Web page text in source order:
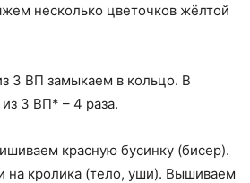
несколько цветочков жёлтой
3 ВП замыкаем в кольцо. В
3 ВП* – 4 раза.
красную бусинку (бисер).
на кролика (тело, уши). Вышиваем